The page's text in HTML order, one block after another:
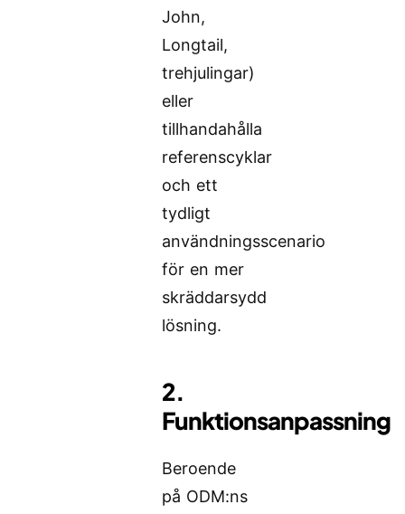
John,
Longtail,
trehjulingar)
eller
tillhandahålla
referenscyklar
och ett
tydligt
användningsscenario
för en mer
skräddarsydd
lösning.
2.
Funktionsanpassning
Beroende
på ODM:ns